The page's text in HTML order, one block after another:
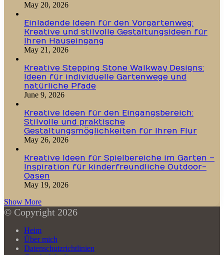
May 20, 2026
Einladende Ideen für den Vorgartenweg:
Kreative und stilvolle Gestaltungsideen für
Ihren Hauseingang
May 21, 2026
Kreative Stepping Stone Walkway Designs:
Ideen für individuelle Gartenwege und
natürliche Pfade
June 9, 2026
Kreative Ideen für den Eingangsbereich:
Stilvolle und praktische
Gestaltungsmöglichkeiten für Ihren Flur
May 26, 2026
Kreative Ideen für Spielbereiche im Garten –
Inspiration für kinderfreundliche Outdoor-
Oasen
May 19, 2026
Show More
© Copyright 2026
Heim
Über mich
Datenschutzrichtlinien